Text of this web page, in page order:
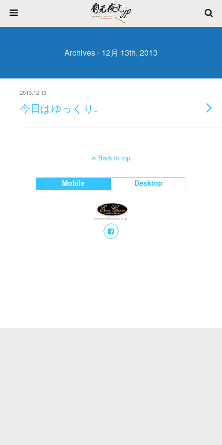
Archives › 12月 13th, 2013
2013.12.13
今日はゆっくり。
Back to top
Mobile Desktop